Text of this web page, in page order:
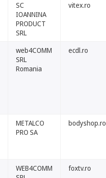
SC
IOANNINA
PRODUCT
SRL
vitex.ro
web4COMM
SRL
Romania
ecdl.ro
METALCO
PRO SA
bodyshop.ro
WEB4COMM
foxtv.ro